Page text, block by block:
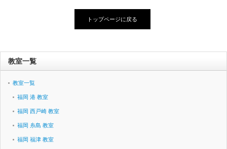
トップページに戻る
教室一覧
教室一覧
福岡 港 教室
福岡 西戸崎 教室
福岡 糸島 教室
福岡 福津 教室